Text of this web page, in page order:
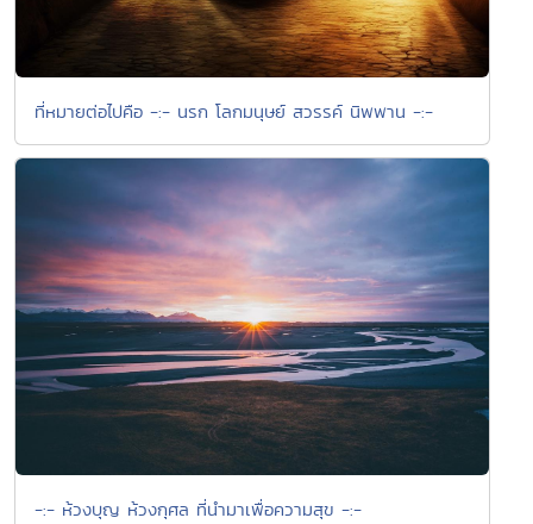
ที่หมายต่อไปคือ -:- นรก โลกมนุษย์ สวรรค์ นิพพาน -:-
-:- ห้วงบุญ ห้วงกุศล ที่นำมาเพื่อความสุข -:-